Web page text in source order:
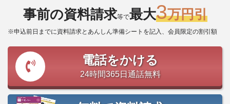
事前の資料請求等で最大3万円引
※申込前日までに資料請求とあんしん準備シートを記入、会員限定の割引額
電話をかける
24時間365日通話無料